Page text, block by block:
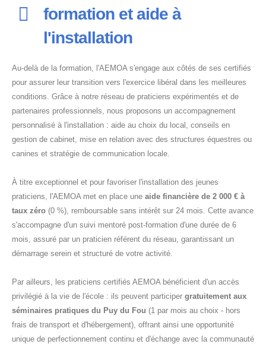
formation et aide à
l'installation
Au-delà de la formation, l'AEMOA s'engage aux côtés de ses certifiés
pour assurer leur transition vers l'exercice libéral dans les meilleures
conditions. Grâce à notre réseau de praticiens expérimentés et de
partenaires professionnels, nous proposons un accompagnement
personnalisé à l'installation : aide au choix du local, conseils en
gestion de cabinet, mise en relation avec des structures équestres ou
canines et stratégie de communication locale.
À titre exceptionnel et pour favoriser l'installation des jeunes
praticiens, l'AEMOA met en place une aide financière de 2 000 € à
taux zéro (0 %), remboursable sans intérêt sur 24 mois. Cette avance
s'accompagne d'un suivi mentoré post-formation d'une durée de 6
mois, assuré par un praticien référent du réseau, garantissant un
démarrage serein et structuré de votre activité.
Par ailleurs, les praticiens certifiés AEMOA bénéficient d'un accès
privilégié à la vie de l'école : ils peuvent participer gratuitement aux
séminaires pratiques du Puy du Fou (1 par mois au choix - hors
frais de transport et d'hébergement), offrant ainsi une opportunité
unique de perfectionnement continu et d'échange avec la communauté